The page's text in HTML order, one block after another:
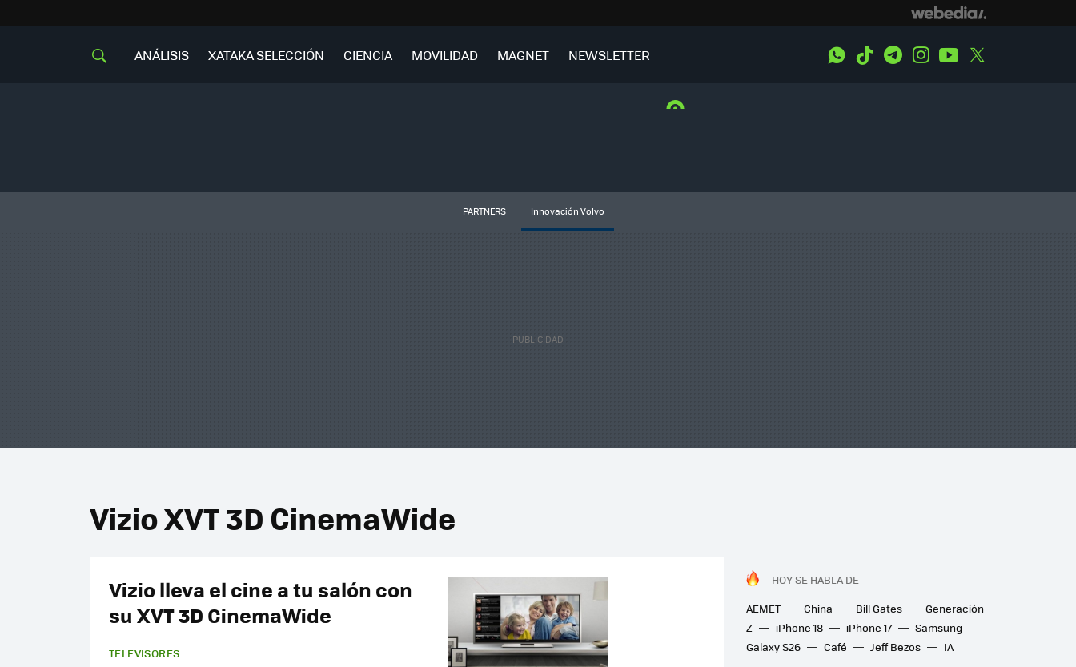
ANÁLISIS XATAKA SELECCIÓN CIENCIA MOVILIDAD MAGNET NEWSLETTER WhatsApp
Tiktok TelegramInstagramYoutube
PARTNERS Innovación Volvo
Vizio XVT 3D CinemaWide
HOY SE HABLA DE
AEMET
China Bill Gates
Generación
Z
iPhone 18 iPhone 17
Samsung
Galaxy S26
Café Jeff Bezos IA
Vizio lleva el cine a tu salón con
su XVT 3D CinemaWide
TELEVISORES